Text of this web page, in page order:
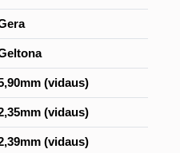
(vidaus)
(vidaus)
(vidaus)